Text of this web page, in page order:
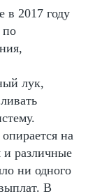
в 2017 году
по
лук,
на
и различные
ни одного
В